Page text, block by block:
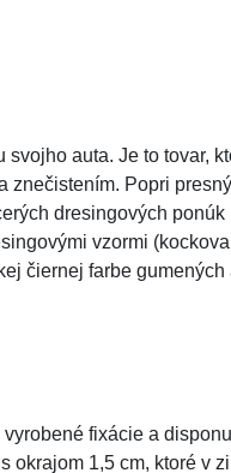
auta. Je to tovar,
znečistením. Popri
dresingových ponúk
vzormi
čiernej farbe gumených
fixácie a
1,5 cm, ktoré v